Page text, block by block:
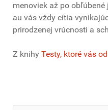
menoviek až po
au vás vždy cítia
prirodzenej vrúcnosti a
Z knihy Testy, ktoré vás